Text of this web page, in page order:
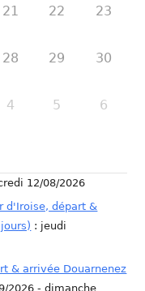
21 22 23
28 29 30
4 5 6
12/08/2026
d'Iroise, départ &
: jeudi
& arrivée Douarnenez
2026 - dimanche